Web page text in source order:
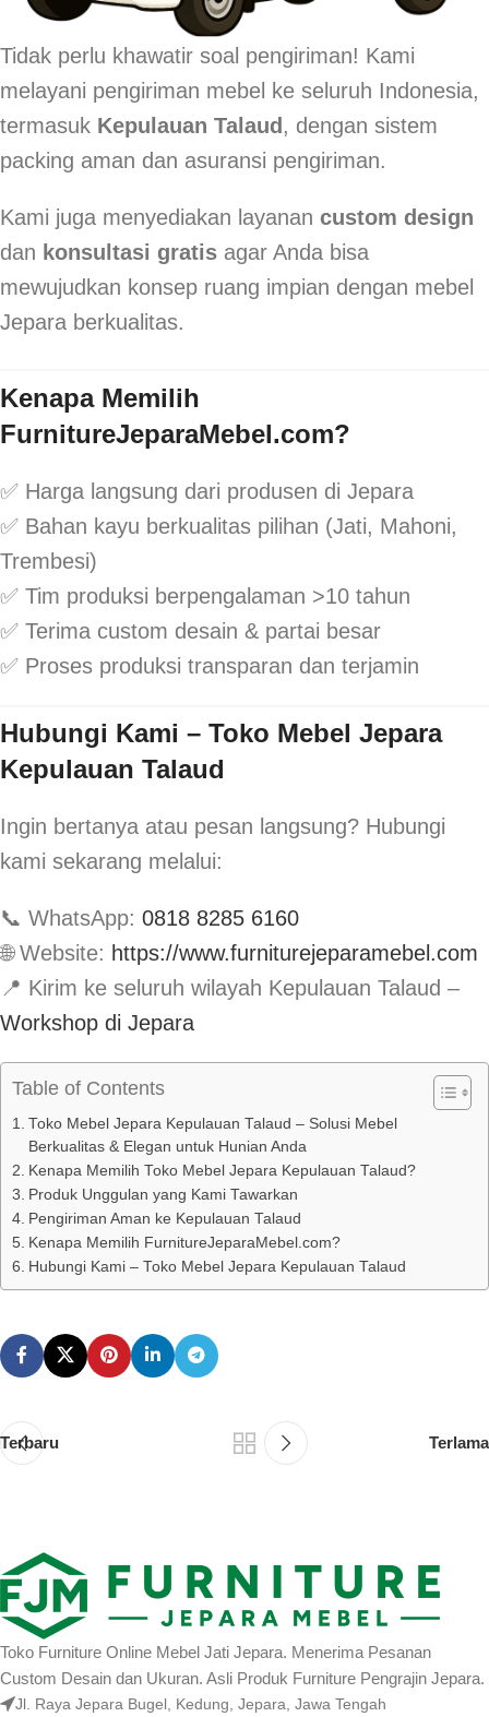
Tidak perlu khawatir soal pengiriman! Kami
melayani pengiriman mebel ke seluruh Indonesia,
termasuk Kepulauan Talaud , dengan sistem
packing aman dan asuransi pengiriman.
Kami juga menyediakan layanan custom design
dan konsultasi gratis agar Anda bisa
mewujudkan konsep ruang impian dengan mebel
Jepara berkualitas.
Kenapa Memilih
FurnitureJeparaMebel.com?
✅ Harga langsung dari produsen di Jepara
✅ Bahan kayu berkualitas pilihan (Jati, Mahoni,
Trembesi)
✅ Tim produksi berpengalaman >10 tahun
✅ Terima custom desain & partai besar
✅ Proses produksi transparan dan terjamin
Hubungi Kami – Toko Mebel Jepara
Kepulauan Talaud
Ingin bertanya atau pesan langsung? Hubungi
kami sekarang melalui:
📞 WhatsApp: 0818 8285 6160
🌐 Website: https://www.furniturejeparamebel.com
📍 Kirim ke seluruh wilayah Kepulauan Talaud –
Workshop di Jepara
Table of Contents
Toko Mebel Jepara Kepulauan Talaud – Solusi Mebel
Berkualitas & Elegan untuk Hunian Anda
Kenapa Memilih Toko Mebel Jepara Kepulauan Talaud?
Produk Unggulan yang Kami Tawarkan
Pengiriman Aman ke Kepulauan Talaud
Kenapa Memilih FurnitureJeparaMebel.com?
Hubungi Kami – Toko Mebel Jepara Kepulauan Talaud
Terbaru Terlama
Toko Furniture Online Mebel Jati Jepara. Menerima Pesanan
Custom Desain dan Ukuran. Asli Produk Furniture Pengrajin Jepara.
Jl. Raya Jepara Bugel, Kedung, Jepara, Jawa Tengah